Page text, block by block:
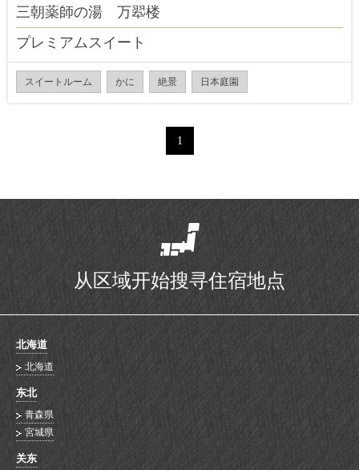
三朝薬師の湯 万翆楼
プレミアムスイート
スイートルーム かに 絶景 日本庭園
1
从区域开始搜寻住宿地点
北海道
北海道
东北
青森県
宮城県
关东